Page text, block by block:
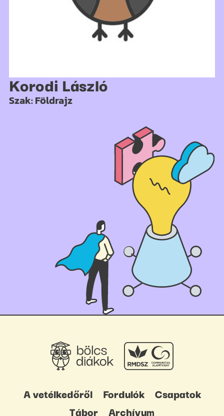
Korodi László
Szak: Földrajz
A vetélkedőről Fordulók
Csapatok
Tábor
Archívum